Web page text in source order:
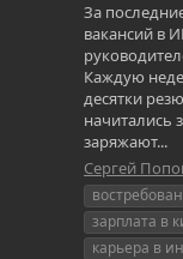
За
вакансий в
Каждую
десятки
начитались
заряжают...
Сергей
зарплата в
карьера в